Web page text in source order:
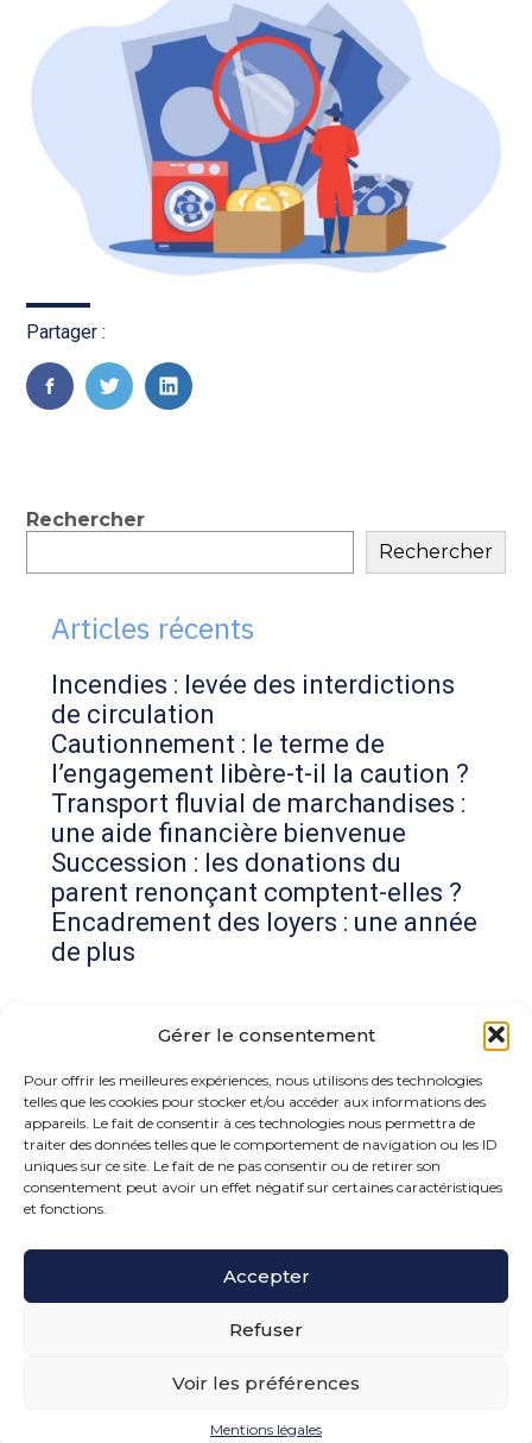
Gérer le consentement
Pour offrir les meilleures expériences, nous utilisons des technologies
telles que les cookies pour stocker et/ou accéder aux informations des
appareils. Le fait de consentir à ces technologies nous permettra de
traiter des données telles que le comportement de navigation ou les ID
uniques sur ce site. Le fait de ne pas consentir ou de retirer son
consentement peut avoir un effet négatif sur certaines caractéristiques
et fonctions.
Accepter
Refuser
Voir les préférences
Mentions légales
Partager :
FaceBook
TwitterLinkedIn
Blog
sidebar
Rechercher
Rechercher
Articles récents
Incendies : levée des interdictions
de circulation
Cautionnement : le terme de
l’engagement libère-t-il la caution ?
Transport fluvial de marchandises :
une aide financière bienvenue
Succession : les donations du
parent renonçant comptent-elles ?
Encadrement des loyers : une année
de plus
Commentaires récents
Aucun commentaire à afficher.
15 rue de la Bonne Rencontre – 77860 Quincy
Voisins
PLAN DU SITE
Conception et réalisation